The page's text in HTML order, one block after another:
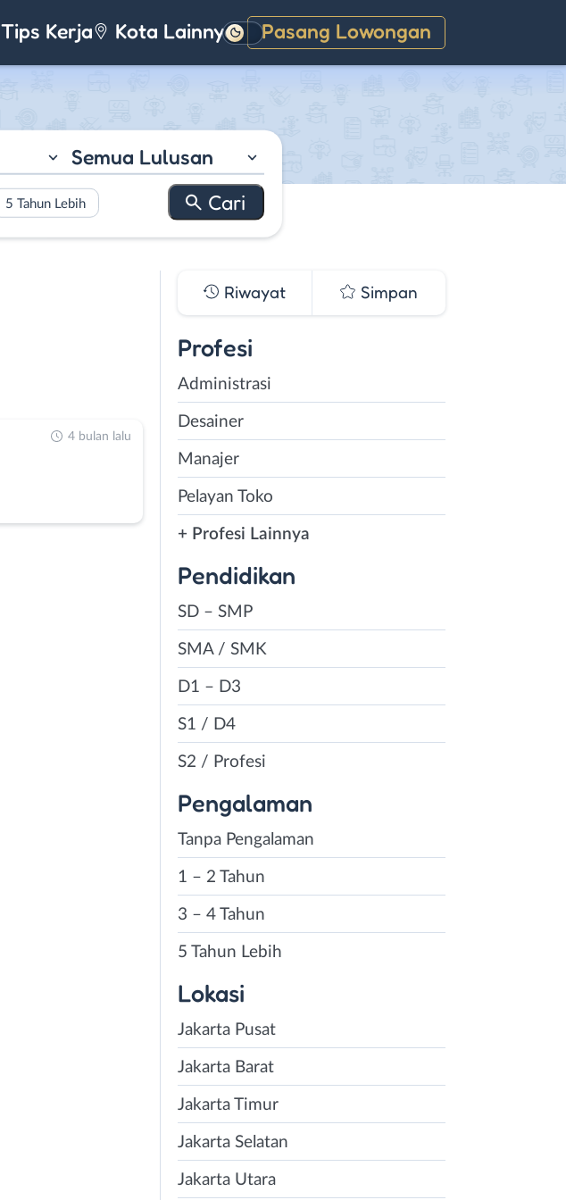
Tips Kerja Kota Lainnya Pasang Lowongan
Gelap
Semua Lulusan
5 Tahun Lebih
4 bulan lalu
Riwayat Simpan
Profesi
Administrasi
Desainer
Manajer
Pelayan Toko
+ Profesi Lainnya
Pendidikan
SD – SMP
SMA / SMK
D1 – D3
S1 / D4
S2 / Profesi
Pengalaman
Tanpa Pengalaman
1 – 2 Tahun
3 – 4 Tahun
5 Tahun Lebih
Lokasi
Jakarta Pusat
Jakarta Barat
Jakarta Timur
Jakarta Selatan
Jakarta Utara